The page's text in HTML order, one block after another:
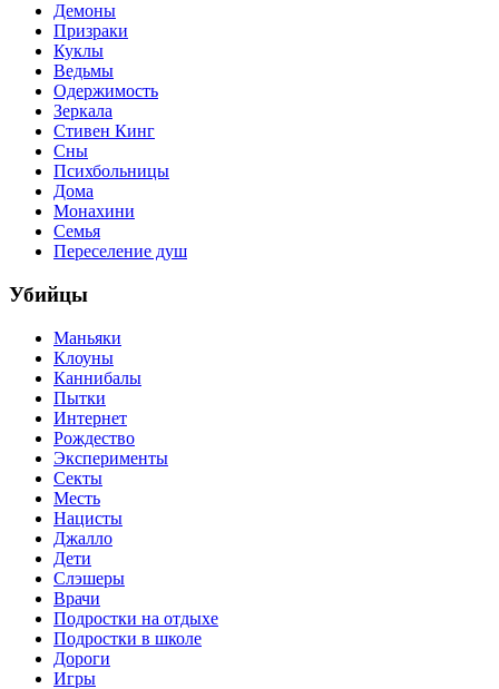
Демоны
Призраки
Куклы
Ведьмы
Одержимость
Зеркала
Стивен Кинг
Сны
Психбольницы
Дома
Монахини
Семья
Переселение душ
Убийцы
Маньяки
Клоуны
Каннибалы
Пытки
Интернет
Рождество
Эксперименты
Секты
Месть
Нацисты
Джалло
Дети
Слэшеры
Врачи
Подростки на отдыхе
Подростки в школе
Дороги
Игры